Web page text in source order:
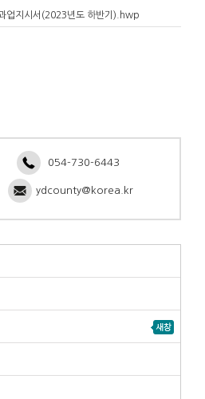
업지시서(2023년도 하반기).hwp
054-730-6443
ydcounty@korea.kr